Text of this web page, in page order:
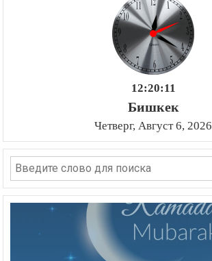
12:20:12
Бишкек
Четверг, Август 6, 2026